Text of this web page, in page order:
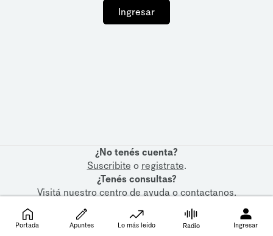
Ingresar
¿No tenés cuenta?
Suscribite o registrate.
¿Tenés consultas?
Visitá nuestrocentro de ayudaocontactanos.
Portada Apuntes Lo más leído Radio Ingresar